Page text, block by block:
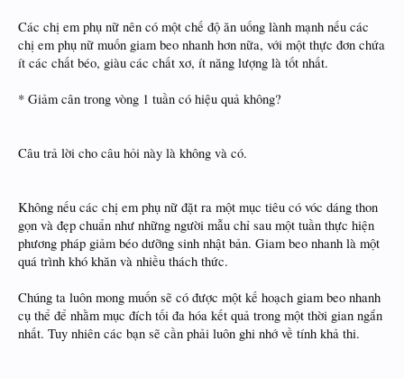
Các chị em phụ nữ nên có một chế độ ăn uống lành mạnh nếu các
chị em phụ nữ muốn giam beo nhanh hơn nữa, với một thực đơn chứa
ít các chất béo, giàu các chất xơ, ít năng lượng là tốt nhất.
* Giảm cân trong vòng 1 tuần có hiệu quả không?
Câu trả lời cho câu hỏi này là không và có.
Không nếu các chị em phụ nữ đặt ra một mục tiêu có vóc dáng thon
gọn và đẹp chuẩn như những người mẫu chỉ sau một tuần thực hiện
phương pháp giảm béo dưỡng sinh nhật bản. Giam beo nhanh là một
quá trình khó khăn và nhiều thách thức.
Chúng ta luôn mong muốn sẽ có được một kế hoạch giam beo nhanh
cụ thể để nhằm mục đích tối đa hóa kết quả trong một thời gian ngắn
nhất. Tuy nhiên các bạn sẽ cần phải luôn ghi nhớ về tính khả thi.